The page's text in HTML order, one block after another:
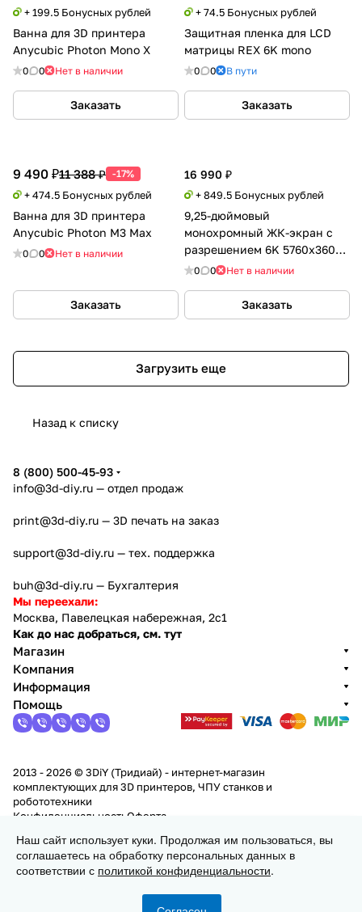
+ 199.5 Бонусных рублей
Ванна для 3D принтера
Anycubic Photon Mono X
0 0 Нет в наличии
Заказать
+ 74.5 Бонусных рублей
Защитная пленка для LCD
матрицы REX 6K mono
0 0 В пути
Заказать
9 490 ₽11 388 ₽ -17%
+ 474.5 Бонусных рублей
Ванна для 3D принтера
Anycubic Photon M3 Max
0 0 Нет в наличии
Заказать
16 990 ₽
+ 849.5 Бонусных рублей
9,25-дюймовый
монохромный ЖК-экран с
разрешением 6K 5760x3600
для Anycubic Photon Mono X
0 0 Нет в наличии
Заказать
Загрузить еще
Назад к списку
Заказать
8 (800) 500-45-93
info@3d-diy.ru — отдел продаж
print@3d-diy.ru — 3D печать на заказ
support@3d-diy.ru — тех. поддержка
buh@3d-diy.ru — Бухгалтерия
Мы переехали:
Москва, Павелецкая набережная, 2с1
Как до нас добраться, см. тут
Магазин
Компания
Информация
Помощь
2013 - 2026 © 3DiY (Тридиай) - интернет-магазин
комплектующих для 3D принтеров, ЧПУ станков и
робототехники
Конфиденциальность Оферта
Наш сайт использует куки. Продолжая им пользоваться, вы
соглашаетесь на обработку персональных данных в
соответствии с политикой конфиденциальности.